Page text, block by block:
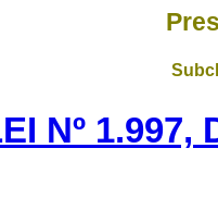
Nº 1.997,